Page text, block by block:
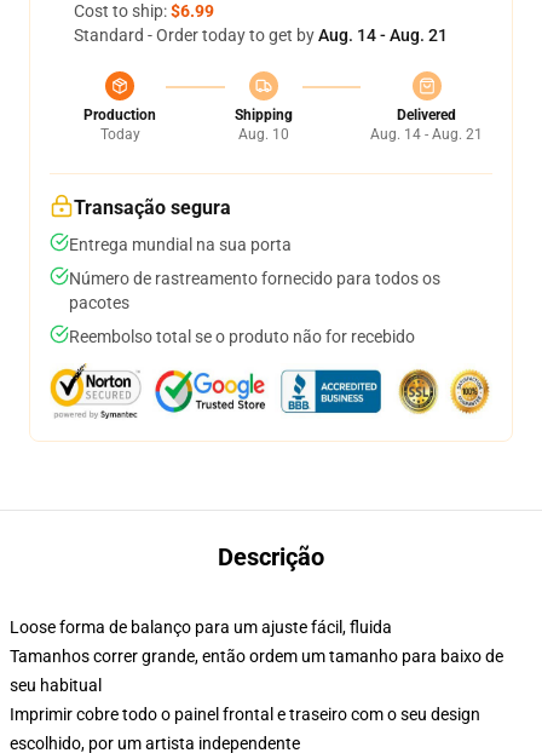
Cost to ship:$6.99
Standard - Order today to get byAug. 14 - Aug. 21
Production
Today
Shipping
Aug. 10
Delivered
Aug. 14 - Aug. 21
Transação segura
Entrega mundial na sua porta
Número de rastreamento fornecido para todos os
pacotes
Reembolso total se o produto não for recebido
Descrição
Loose forma de balanço para um ajuste fácil, fluida
Tamanhos correr grande, então ordem um tamanho para baixo de
seu habitual
Imprimir cobre todo o painel frontal e traseiro com o seu design
escolhido, por um artista independente